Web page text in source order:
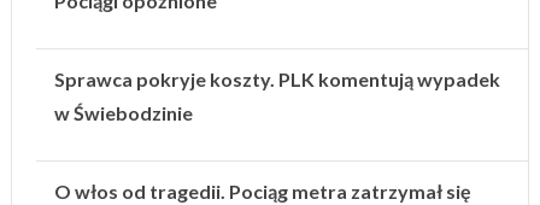
Sprawca pokryje koszty. PLK komentują wypadek
w Świebodzinie
O włos od tragedii. Pociąg metra zatrzymał się